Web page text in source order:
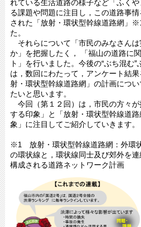
れている生活道路の様子など「ふく
る課題や問題に注目し，この道路事
された「放射・環状型幹線道路網」
た。
それらについて「市民のみなさん
か」を把握したく， 「福山の道路に
ト」を行いました。今後の“ぶち混む
は，数回にわたって，アンケート結
射・環状型幹線道路網」の計画につ
たいと思います。
今回（第１２回）は，市民の方々
する印象」と「放射・環状型幹線道
象」に注目してご紹介していきます。
※1 放射・環状型幹線道路網：外環
の環状線と，環状線同士及び郊外を
構成される道路ネットワーク計画